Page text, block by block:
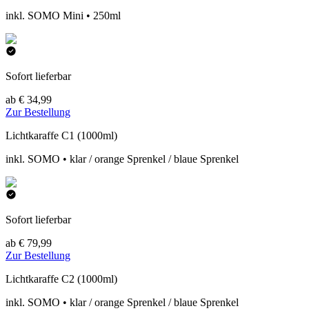
inkl. SOMO Mini • 250ml
Sofort lieferbar
ab € 34,99
Zur Bestellung
Lichtkaraffe C1 (1000ml)
inkl. SOMO • klar / orange Sprenkel / blaue Sprenkel
Sofort lieferbar
ab € 79,99
Zur Bestellung
Lichtkaraffe C2 (1000ml)
inkl. SOMO • klar / orange Sprenkel / blaue Sprenkel